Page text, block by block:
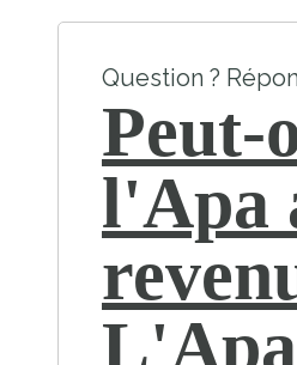
Question ?
Peut-
l'Apa